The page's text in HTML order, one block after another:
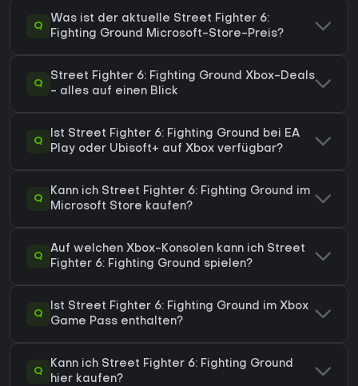
Q
Was ist der aktuelle Street Fighter 6:
Fighting Ground Microsoft-Store-Preis?
Q
Street Fighter 6: Fighting Ground Xbox-Deals
- alles auf einen Blick
Q
Ist Street Fighter 6: Fighting Ground bei EA
Play oder Ubisoft+ auf Xbox verfügbar?
Q
Kann ich Street Fighter 6: Fighting Ground im
Microsoft Store kaufen?
Q
Auf welchen Xbox-Konsolen kann ich Street
Fighter 6: Fighting Ground spielen?
Q
Ist Street Fighter 6: Fighting Ground im Xbox
Game Pass enthalten?
Q
Kann ich Street Fighter 6: Fighting Ground
hier kaufen?